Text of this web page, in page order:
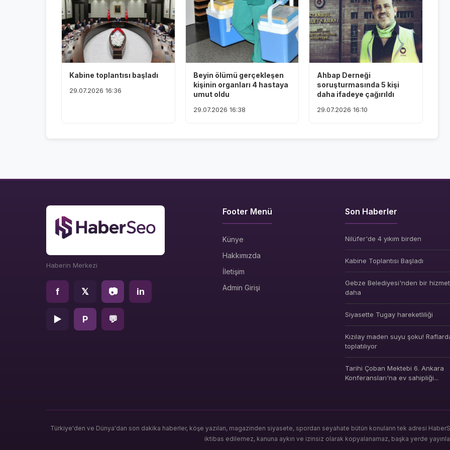
Kabine toplantısı başladı
29.07.2026 16:36
Beyin ölümü gerçekleşen
kişinin organları 4 hastaya
umut oldu
29.07.2026 16:38
Ahbap Derneği
soruşturmasında 5 kişi
daha ifadeye çağırıldı
29.07.2026 16:10
Haberin Merkezi
f 𝕏 📷 in
▶ P 💬
Footer Menü
Künye
Hakkımızda
İletişim
Admin Girişi
Son Haberler
Nilüfer'de 4 yıkım birden
Kabine Toplantısı Başladı
Gebze Belediyesi'nden bir hizmet
daha
Siyasette Tugay hareketliliği
Kızılay maden suyu şoku!
toplatılıyor
Tarihi Çoban Mektebi 6. Ankara
Konferansları'na ev sahipliği...
Türkiye'den ve Dünya'dan son dakika haberler, köşe yazıları, magazinden siyasete, spordan seyahate bütün konuların tek adresi
iktibas edilemez, kanuna aykırı ve izinsiz olarak kopyalanamaz, başka yerde